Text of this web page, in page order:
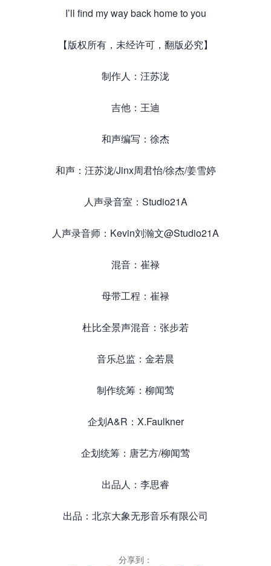
I’ll find my way back home to you
【版权所有，未经许可，翻版必究】
制作人：汪苏泷
吉他：王迪
和声编写：徐杰
和声：汪苏泷/Jinx周君怡/徐杰/姜雪婷
人声录音室：Studio21A
人声录音师：Kevin刘瀚文@Studio21A
混音：崔禄
母带工程：崔禄
杜比全景声混音：张步若
音乐总监：金若晨
制作统筹：柳闻莺
企划A&R：X.Faulkner
企划统筹：唐艺方/柳闻莺
出品人：李思睿
出品：北京大象无形音乐有限公司
分享到：